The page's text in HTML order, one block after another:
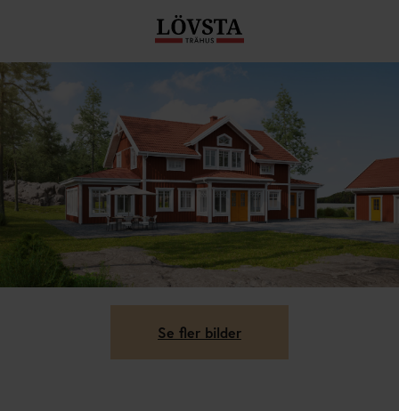
Se fler bilder